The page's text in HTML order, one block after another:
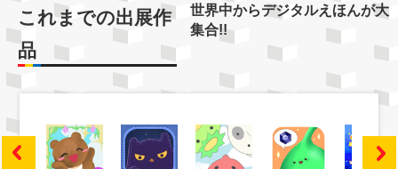
これまでの出展作
品
世界中からデジタルえほんが大
集合!!